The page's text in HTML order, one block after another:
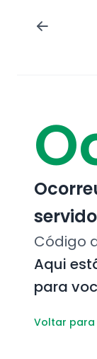
Código
Aqui
para
Voltar